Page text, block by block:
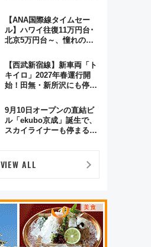
ジュアルパーティープラン
【ANA国際線タイムセー
ル】ハワイ往復11万円台･
北京5万円台～、憧れのビ
GW旅行まで狙える激アツ
路線まとめ（8/10まで）
【西武新宿線】新車両「ト
キイロ」2027年春運行開
始！田無・新所沢にも停
弾」も
9月10日オープンの直結ビ
ル「ekubo京成」誕生で、
スカイライナーも停まる巨
公開！
VIEW ALL